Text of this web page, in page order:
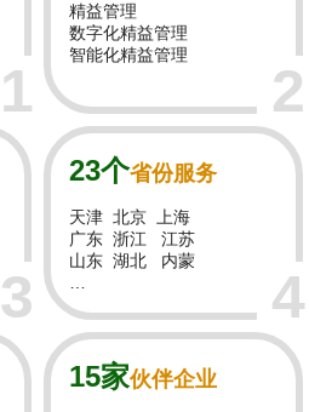
1
精益管理
数字化精益管理
智能化精益管理
2
3
23个省份服务
天津 北京 上海
广东 浙江 江苏
山东 湖北 内蒙
…
4
15家伙伴企业